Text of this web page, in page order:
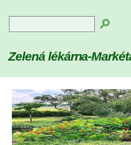
Zelená lékárna-